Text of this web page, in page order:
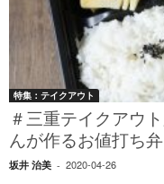
特集：テイクアウト
＃三重テイクアウ
んが作るお値打ち
坂井 治美 - 2020-04-26